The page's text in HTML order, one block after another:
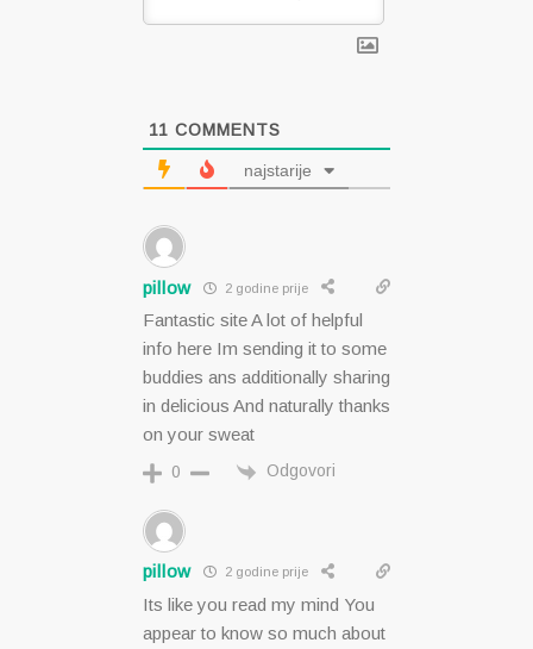
11 COMMENTS
najstarije
pillow 2 godine prije
Fantastic site A lot of helpful
info here Im sending it to some
buddies ans additionally sharing
in delicious And naturally thanks
on your sweat
0 Odgovori
pillow 2 godine prije
Its like you read my mind You
appear to know so much about